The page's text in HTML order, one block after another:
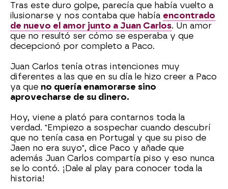
Tras este duro golpe, parecía que había vuelto a
ilusionarse y nos contaba que había encontrado
de nuevo el amor junto a Juan Carlos. Un amor
que no resultó ser cómo se esperaba y que
decepcionó por completo a Paco.
Juan Carlos tenía otras intenciones muy
diferentes a las que en su día le hizo creer a Paco
ya que no quería enamorarse sino
aprovecharse de su dinero.
Hoy, viene a plató para contarnos toda la
verdad. "Empiezo a sospechar cuando descubrí
que no tenía casa en Portugal y que su piso de
Jaen no era suyo", dice Paco y añade que
además Juan Carlos compartía piso y eso nunca
se lo contó. ¡Dale al play para conocer toda la
historia!